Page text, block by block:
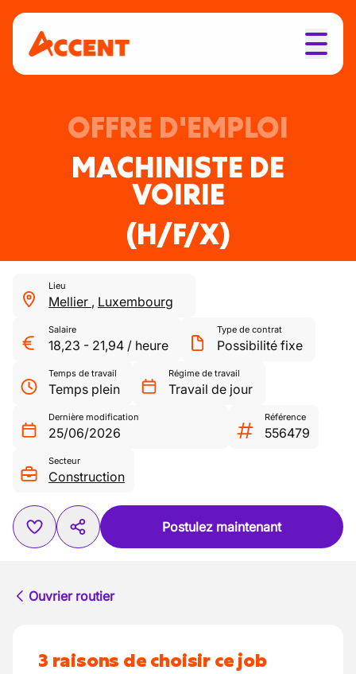
OFFRE D'EMPLOI
MACHINISTE DE
VOIRIE
(H/F/X)
Lieu
Mellier , Luxembourg
Salaire
18,23 - 21,94 / heure
Type de contrat
Possibilité fixe
Temps de travail
Temps plein
Régime de travail
Travail de jour
Dernière modification
25/06/2026
Référence
556479
Secteur
Construction
Postulez maintenant
Ouvrier routier
3 raisons de choisir ce job